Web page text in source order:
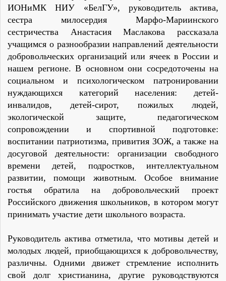
ИОНиМК НИУ «БелГУ», руководитель актива,
сестра милосердия Марфо-Мариинского
сестричества Анастасия Маслакова рассказала
учащимся о разнообразии направлений деятельности
добровольческих организаций или ячеек в России и
нашем регионе. В основном они сосредоточены на
социальном и психологическом патронировании
нуждающихся категорий населения: детей-
инвалидов, детей-сирот, пожилых людей,
экологической защите, педагогическом
сопровождении и спортивной подготовке:
воспитании патриотизма, привития ЗОЖ, а также на
досуговой деятельности: организации свободного
времени детей, подростков, интеллектуальном
развитии, помощи животным. Особое внимание
гостья обратила на добровольческий проект
Российского движения школьников, в котором могут
принимать участие дети школьного возраста.
Руководитель актива отметила, что мотивы детей и
молодых людей, приобщающихся к добровольчеству,
различны. Одними движет стремление исполнить
свой долг христианина, другие руководствуются